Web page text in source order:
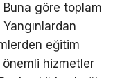
Buna göre toplam
eğitim
önemli hizmetler